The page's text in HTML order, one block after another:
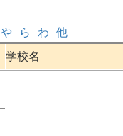
や ら わ
他
学校名